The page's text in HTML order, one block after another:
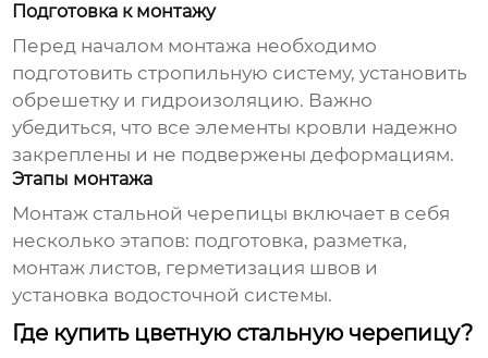
Подготовка к монтажу
Перед началом монтажа необходимо
подготовить стропильную систему, установить
обрешетку и гидроизоляцию. Важно
убедиться, что все элементы кровли надежно
закреплены и не подвержены деформациям.
Этапы монтажа
Монтаж стальной черепицы включает в себя
несколько этапов: подготовка, разметка,
монтаж листов, герметизация швов и
установка водосточной системы.
Где купить цветную стальную черепицу?